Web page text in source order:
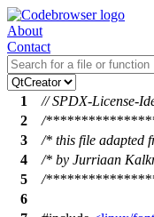
About
Contact
1
// SPDX-License-
2
/
3
/* this file adapted
4
/* by Jurriaan
5
/
6